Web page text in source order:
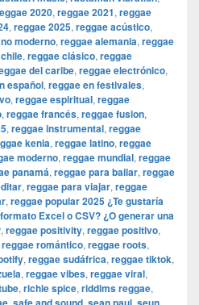
2020, reggae 2021, reggae
, reggae 2025, reggae acústico,
moderno, reggae alemania, reggae
, reggae clásico, reggae
del caribe, reggae electrónico,
español, reggae en festivales,
, reggae espiritual, reggae
, reggae francés, reggae fusion,
, reggae instrumental, reggae
kenia, reggae latino, reggae
moderno, reggae mundial, reggae
panamá, reggae para bailar, reggae
, reggae para viajar, reggae
, reggae popular 2025 ¿Te gustaría
Excel o CSV? ¿O generar una
, reggae positivity, reggae positivo,
reggae romántico, reggae roots,
, reggae sudáfrica, reggae tiktok,
, reggae vibes, reggae viral,
, richie spice, riddims reggae,